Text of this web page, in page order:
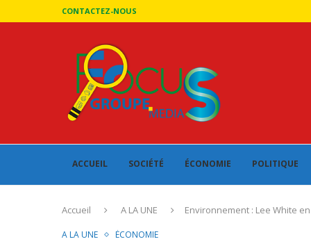
CONTACTEZ-NOUS
ACCUEIL SOCIÉTÉ ÉCONOMIE POLITIQUE
Accueil A LA UNE Environnement : Lee White
A LA UNE ÉCONOMIE